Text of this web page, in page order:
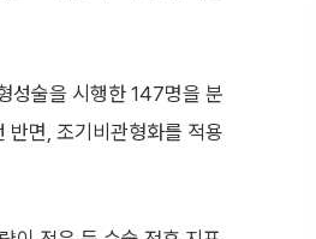
성술을 시행한 147명을 분
반면, 조기비관형화를 적용